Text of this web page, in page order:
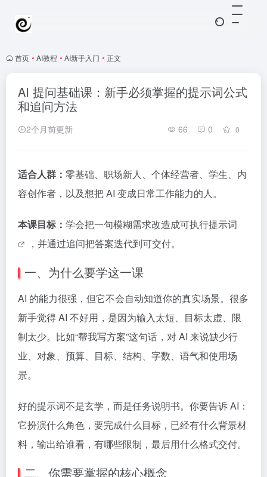
首页 • AI教程 • AI新手入门 • 正文
AI 提问基础课：新手必须掌握的提示词公式
和追问方法
2个月前更新 66 0 0
适合人群： 零基础、职场新人、个体经营者、学生、内
容创作者，以及想把 AI 变成日常工作能力的人。
本课目标： 学会把一句模糊需求改造成可执行提示词
，并通过追问把答案迭代到可交付。
一、为什么要学这一课
AI 的能力很强，但它不会自动知道你的真实场景。很多
新手觉得 AI 不好用，是因为输入太短、目标太虚、限
制太少。比如“帮我写方案”这句话，对 AI 来说缺少行
业、对象、预算、目标、结构、字数、语气和使用场
景。
好的提示词不是玄学，而是任务说明书。你要告诉 AI：
它扮演什么角色，要完成什么目标，已经有什么背景材
料，输出给谁看，有哪些限制，最后用什么格式交付。
二、你需要掌握的核心概念